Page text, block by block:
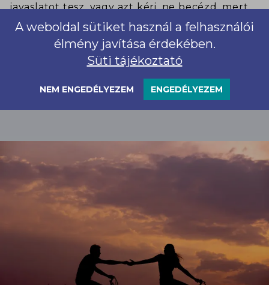
javaslatot tesz, vagy azt kéri, ne becézd, mert
ez őt idegesíti. Mindegyik kérés szíve-joga, és
illetve hogyan ne.
A weboldal sütiket használ a felhasználói
élmény javítása érdekében.
Süti tájékoztató
NEM ENGEDÉLYEZEM ENGEDÉLYEZEM